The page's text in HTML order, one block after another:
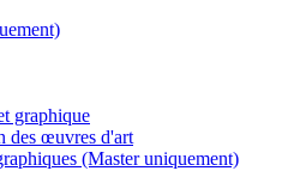
graphique
des œuvres d'art
(Master uniquement)